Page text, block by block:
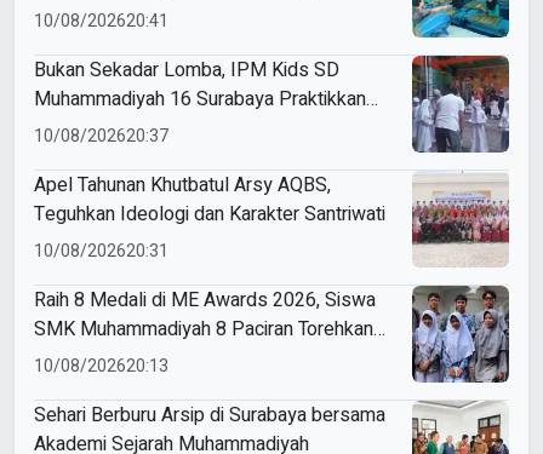
10/08/202620:41
Bukan Sekadar Lomba, IPM Kids SD
Muhammadiyah 16 Surabaya Praktikkan
Kepemimpinan di HUT RI
10/08/202620:37
Apel Tahunan Khutbatul Arsy AQBS,
Teguhkan Ideologi dan Karakter Santriwati
10/08/202620:31
Raih 8 Medali di ME Awards 2026, Siswa
SMK Muhammadiyah 8 Paciran Torehkan
Prestasi
10/08/202620:13
Sehari Berburu Arsip di Surabaya bersama
Akademi Sejarah Muhammadiyah